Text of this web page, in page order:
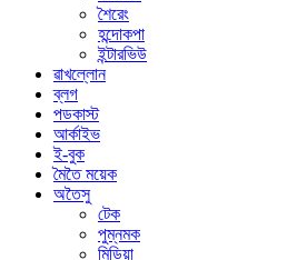
শৈরেং
হন্দোকপা
ইন্টারভিউ
ৱাখল্লোন
ব্লগ
পডকাস্ট
আর্কাইভ
ই-বুক
মৈতৈ ময়েক
অতৈসু
টেক
পুম্নমক
মিডিয়া